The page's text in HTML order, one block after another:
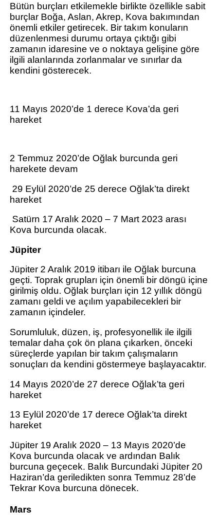
Bütün burçları etkilemekle birlikte özellikle sabit
burçlar Boğa, Aslan, Akrep, Kova bakımından
önemli etkiler getirecek. Bir takım konuların
düzenlenmesi durumu ortaya çıktığı gibi
zamanın idaresine ve o noktaya gelişine göre
ilgili alanlarında zorlanmalar ve sınırlar da
kendini gösterecek.
11 Mayıs 2020’de 1 derece Kova’da geri
hareket
2 Temmuz 2020’de Oğlak burcunda geri
harekete devam
29 Eylül 2020’de 25 derece Oğlak’ta direkt
hareket
Satürn 17 Aralık 2020 – 7 Mart 2023 arası
Kova burcunda olacak.
Jüpiter
Jüpiter 2 Aralık 2019 itibarı ile Oğlak burcuna
geçti. Toprak grupları için önemli bir döngü içine
girilmiş oldu. Oğlak burçları için 12 yıllık döngü
zamanı geldi ve açılım yapabilecekleri bir
zamanın içindeler.
Sorumluluk, düzen, iş, profesyonellik ile ilgili
temalar daha çok ön plana çıkarken, önceki
süreçlerde yapılan bir takım çalışmaların
sonuçları da kendini göstermeye başlayacaktır.
14 Mayıs 2020’de 27 derece Oğlak’ta geri
hareket
13 Eylül 2020’de 17 derece Oğlak’ta direkt
hareket
Jüpiter 19 Aralık 2020 – 13 Mayıs 2020’de
Kova burcunda olacak ve ardından Balık
burcuna geçecek. Balık Burcundaki Jüpiter 20
Haziran’da geriledikten sonra Temmuz 28’de
Tekrar Kova burcuna dönecek.
Mars